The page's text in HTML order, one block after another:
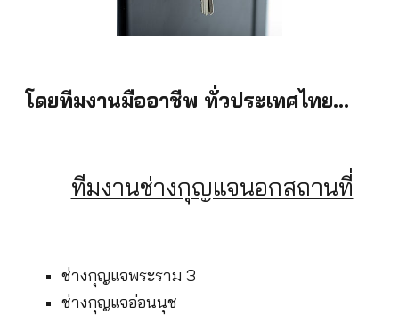
โดยทีมงานมืออาชีพ ทั่วประเทศไทย...
ทีมงานช่างกุญแจนอกสถานที่
ช่างกุญแจพระราม 3
ช่างกุญแจอ่อนนุช